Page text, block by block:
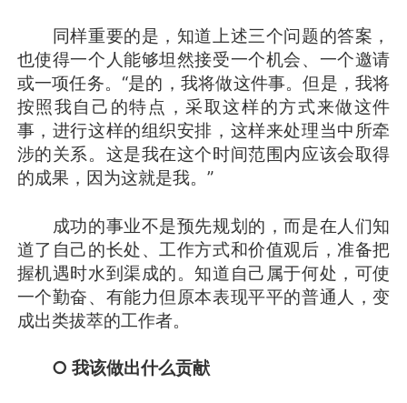
同样重要的是，知道上述三个问题的答案，
也使得一个人能够坦然接受一个机会、一个邀请
或一项任务。“是的，我将做这件事。但是，我将
按照我自己的特点，采取这样的方式来做这件
事，进行这样的组织安排，这样来处理当中所牵
涉的关系。这是我在这个时间范围内应该会取得
的成果，因为这就是我。”
成功的事业不是预先规划的，而是在人们知
道了自己的长处、工作方式和价值观后，准备把
握机遇时水到渠成的。知道自己属于何处，可使
一个勤奋、有能力但原本表现平平的普通人，变
成出类拔萃的工作者。
○ 我该做出什么贡献